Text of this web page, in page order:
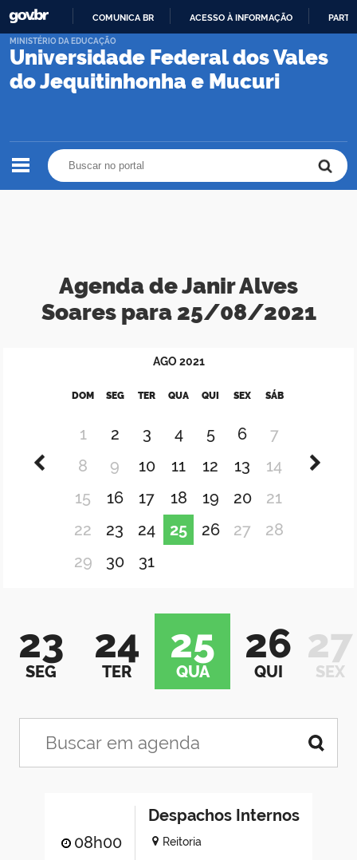
PARA
CONTEÚDO
COMUNICA BR ACESSO À INFORMAÇÃO
Universidade Federal dos Vales
do Jequitinhonha e Mucuri
MINISTÉRIO DA EDUCAÇÃO
Agenda de Janir Alves
Soares para 25/08/2021
AGO 2021
DOM SEG TER QUA QUI SEX SÁB
1 2 3 4 5 6
7
8
9 10 11 12 13
14
15
16 17 18 19 20
21
22
23 24 25 26 27
28
29
30 31
23
SEG
24
TER
25
QUA
26
QUI
27
SEX
08h00
Despachos Internos
Reitoria